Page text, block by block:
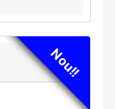
Nou!!